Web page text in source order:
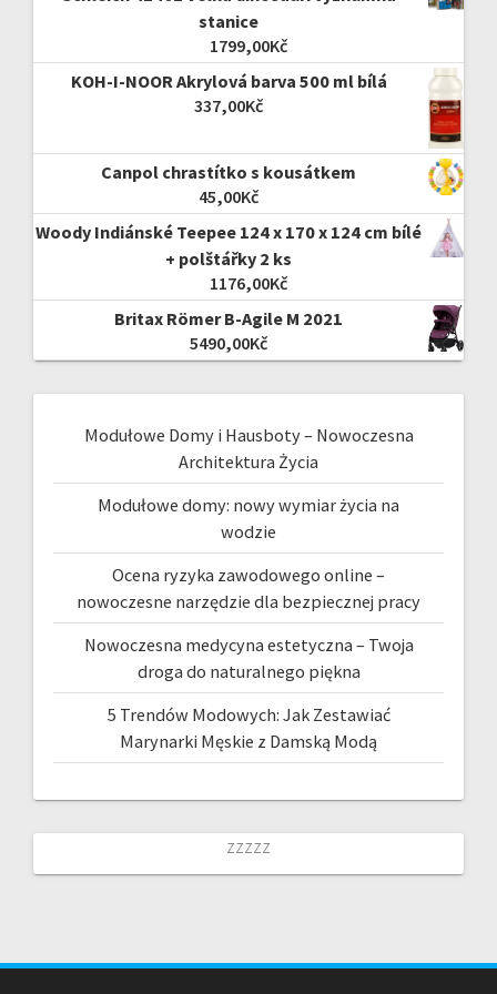
stanice
1799,00Kč
KOH-I-NOOR Akrylová barva 500 ml bílá
337,00Kč
Canpol chrastítko s kousátkem
45,00Kč
Woody Indiánské Teepee 124 x 170 x 124 cm bílé
+ polštářky 2 ks
1176,00Kč
Britax Römer B-Agile M 2021
5490,00Kč
Modułowe Domy i Hausboty – Nowoczesna
Architektura Życia
Modułowe domy: nowy wymiar życia na
wodzie
Ocena ryzyka zawodowego online –
nowoczesne narzędzie dla bezpiecznej pracy
Nowoczesna medycyna estetyczna – Twoja
droga do naturalnego piękna
5 Trendów Modowych: Jak Zestawiać
Marynarki Męskie z Damską Modą
zzzzz